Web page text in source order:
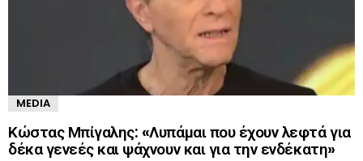
MEDIA
Κώστας Μπίγαλης: «Λυπάμαι που έχουν λεφτά για
δέκα γενεές και ψάχνουν και για την ενδέκατη»